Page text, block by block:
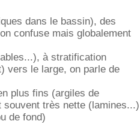
dans le bassin), des
confuse mais globalement
à stratification
vers le large, on parle de
plus fins (argiles de
très nette (lamines...)
de fond)